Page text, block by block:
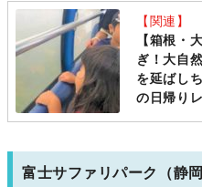
【関連】
【箱根・
ぎ！大自
を延ばし
の日帰り
富士サファリパーク（静